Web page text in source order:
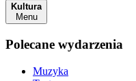
Kultura
Menu
Polecane wydarzenia
Muzyka